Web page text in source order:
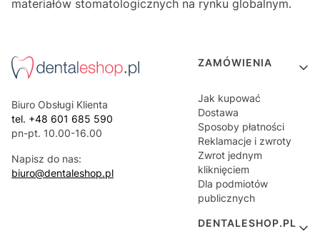
materiałów stomatologicznych na rynku globalnym.
Biuro Obsługi Klienta
tel. +48 601 685 590
pn-pt. 10.00-16.00
Napisz do nas:
biuro@dentaleshop.pl
Linki w stopce
ZAMÓWIENIA
Jak kupować
Dostawa
Sposoby płatności
Reklamacje i zwroty
Zwrot jednym
kliknięciem
Dla podmiotów
publicznych
DENTALESHOP.PL